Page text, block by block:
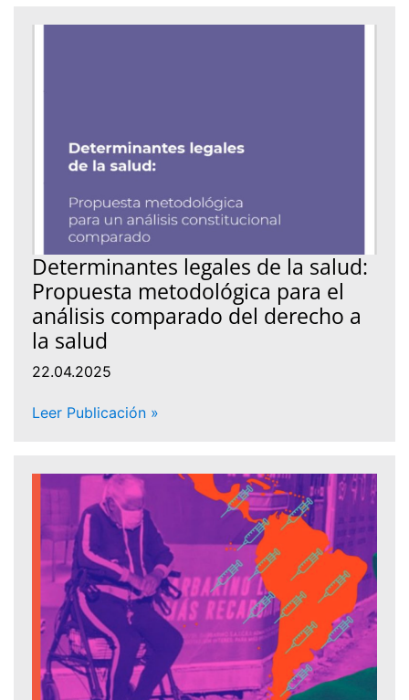
Determinantes legales de la salud:
Propuesta metodológica para el
análisis comparado del derecho a
la salud
22.04.2025
Leer Publicación »